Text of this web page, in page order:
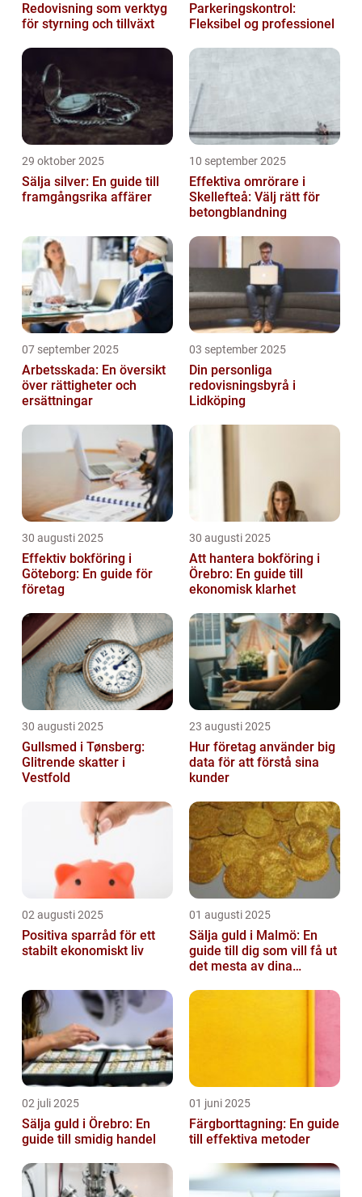
Redovisning som verktyg
för styrning och tillväxt
Parkeringskontrol:
Fleksibel og professionel
29 oktober 2025
Sälja silver: En guide till
framgångsrika affärer
10 september 2025
Effektiva omrörare i
Skellefteå: Välj rätt för
betongblandning
07 september 2025
Arbetsskada: En översikt
över rättigheter och
ersättningar
03 september 2025
Din personliga
redovisningsbyrå i
Lidköping
30 augusti 2025
Effektiv bokföring i
Göteborg: En guide för
företag
30 augusti 2025
Att hantera bokföring i
Örebro: En guide till
ekonomisk klarhet
30 augusti 2025
Gullsmed i Tønsberg:
Glitrende skatter i
Vestfold
23 augusti 2025
Hur företag använder big
data för att förstå sina
kunder
02 augusti 2025
Positiva sparråd för ett
stabilt ekonomiskt liv
01 augusti 2025
Sälja guld i Malmö: En
guide till dig som vill få ut
det mesta av dina
02 juli 2025
Sälja guld i Örebro: En
guide till smidig handel
01 juni 2025
Färgborttagning: En guide
till effektiva metoder